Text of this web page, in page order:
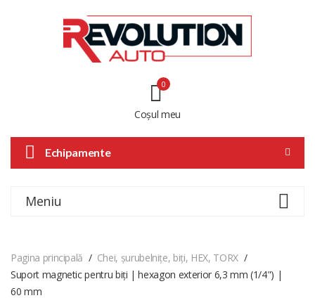
Coșul meu
0
Echipamente
Meniu
Pagina principală
Chei, șurubelnițe, biți, HEX, TORX
Suport magnetic pentru biți | hexagon exterior 6,3 mm (1/4") |
60 mm